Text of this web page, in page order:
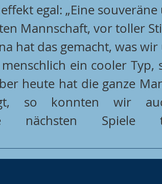
egal: „Eine
Mannschaft, vor toller
hat das gemacht, was wir
ein cooler Typ,
heute hat die ganze
so konnten wir